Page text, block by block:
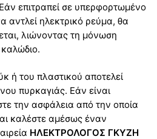
επιτραπεί σε υπερφορτωμένο
αντλεί ηλεκτρικό ρεύμα, θα
λιώνοντας τη μόνωση
ή του πλαστικού αποτελεί
πυρκαγιάς. Εάν είναι
την ασφάλεια από την οποία
καλέστε αμέσως έναν
ΗΛΕΚΤΡΟΛΟΓΟΣ ΓΚΥΖΗ